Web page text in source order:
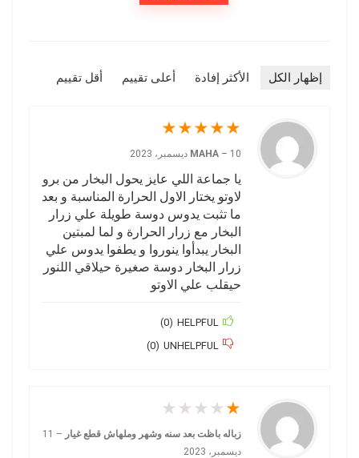
إظهار الكل الأكثر إفادة أعلى تقييم أقل تقييم
★
★
★
★
★
MAHA – 10 ديسمبر، 2023
يا جماعة اللي عايز يحول البخار من برو
لاوتو يختار الاول الحرارة المناسبة و بعد
ما تثبت يدوس دوسة طويلة علي زرار
البخار مع زرار الحرارة و لما لمبتين
البخار يبدأوا ينوروا و يطفوا يدوس علي
زرار البخار دوسة صغيرة حيلاقي اللنور
حيقلب علي الاوتو
HELPFUL
(
0
)
UNHELPFUL
(
0
)
★
★
★
★
★
زباله باظت بعد سنه وشهر وملهاش قطع غيار –
11
ديسمبر، 2023